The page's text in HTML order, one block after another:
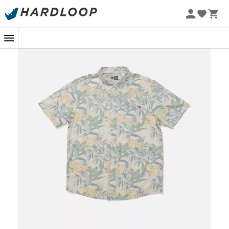
Promos d'été 🔥 -5 % EXTRA dès 2 produits* code Summer5
-5% Extra - Code Summer5